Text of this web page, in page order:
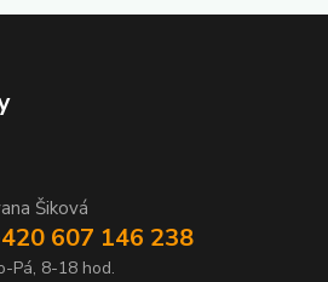
Šiková
607 146 238
Pá, 8-18 hod.